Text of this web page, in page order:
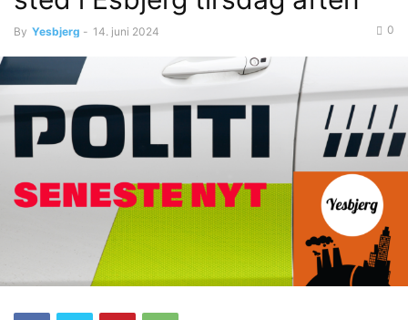
By Yesbjerg - 14. juni 2024 0